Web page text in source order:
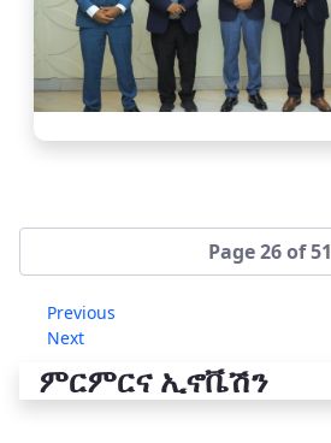
Page 26 of 51
Previous
Next
ምርምርና ኢኖቬሽን